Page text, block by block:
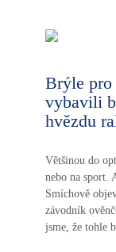
Brýle pro
vybavili
hvězdu
Většinou do
nebo na sport.
Smíchově
závodník
jsme, že tohle